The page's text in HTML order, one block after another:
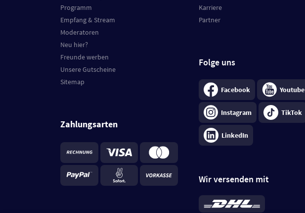
Programm
Empfang & Stream
Moderatoren
Neu hier?
Freunde werben
Unsere Gutscheine
Sitemap
Zahlungsarten
Karriere
Partner
Folge uns
Facebook Youtube
Instagram TikTok
LinkedIn
Wir versenden mit